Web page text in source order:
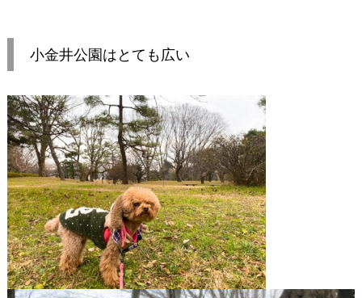
小金井公園はとても広い